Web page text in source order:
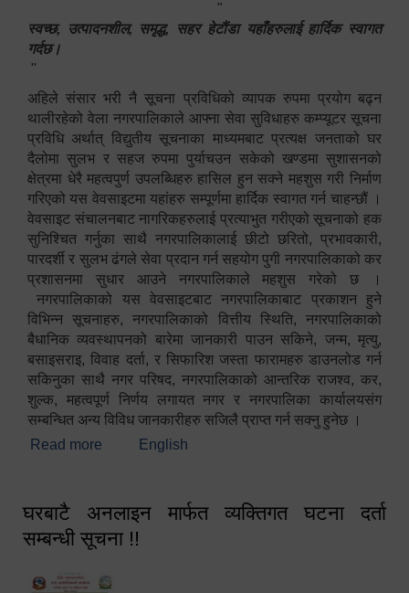
"
स्वच्छ, उत्पादनशील, समृद्ध, सहर हेटौंडा यहाँहरुलाई हार्दिक स्वागत
गर्दछ।
"
अहिले संसार भरी नै सूचना प्रविधिको व्यापक रुपमा प्रयोग बढ्न
थालीरहेको वेला नगरपालिकाले आफ्ना सेवा सुविधाहरु कम्प्यूटर सूचना
प्रविधि अर्थात् विद्युतीय सूचनाका माध्यमबाट प्रत्यक्ष जनताको घर
दैलोमा सुलभ र सहज रुपमा पुर्याचउन सकेको खण्डमा सुशासनको
क्षेत्रमा धेरै महत्वपुर्ण उपलब्धिहरु हासिल हुन सक्ने महशुस गरी निर्माण
गरिएको यस वेवसाइटमा यहांहरु सम्पूर्णमा हार्दिक स्वागत गर्न चाहन्छौं ।
वेवसाइट संचालनबाट नागरिकहरुलाई प्रत्याभुत गरीएको सूचनाको हक
सुनिश्चित गर्नुका साथै नगरपालिकालाई छीटो छरितो, प्रभावकारी,
पारदर्शी र सुलभ ढंगले सेवा प्रदान गर्न सहयोग पुगी नगरपालिकाको कर
प्रशासनमा सुधार आउने नगरपालिकाले महशुस गरेको छ ।
नगरपालिकाको यस वेवसाइटबाट नगरपालिकाबाट प्रकाशन हुने
विभिन्न सूचनाहरु, नगरपालिकाको वित्तीय स्थिति, नगरपालिकाको
बैधानिक व्यवस्थापनको बारेमा जानकारी पाउन सकिने, जन्म, मृत्यु,
बसाइसराइ, विवाह दर्ता, र सिफारिश जस्ता फारामहरु डाउनलोड गर्न
सकिनुका साथै नगर परिषद, नगरपालिकाको आन्तरिक राजश्व, कर,
शुल्क, महत्वपूर्ण निर्णय लगायत नगर र नगरपालिका कार्यालयसंग
सम्बन्धित अन्य विविध जानकारीहरु सजिलै प्राप्त गर्न सक्नु हुनेछ ।
Read more about स्वागतम!!!
English
घरबाटै अनलाइन मार्फत व्यक्तिगत घटना दर्ता
सम्बन्धी सूचना !!